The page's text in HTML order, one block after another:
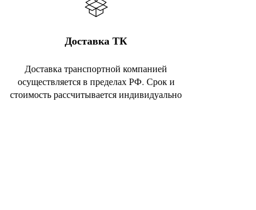
Доставка ТК
Доставка транспортной компанией
осуществляется в пределах РФ. Срок и
стоимость рассчитывается индивидуально